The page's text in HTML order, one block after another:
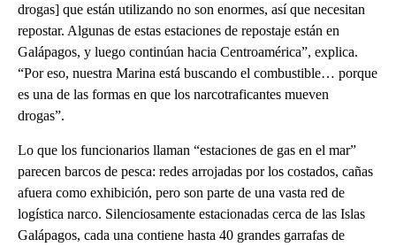
drogas] que están utilizando no son enormes, así que necesitan
repostar. Algunas de estas estaciones de repostaje están en
Galápagos, y luego continúan hacia Centroamérica”, explica.
“Por eso, nuestra Marina está buscando el combustible… porque
es una de las formas en que los narcotraficantes mueven
drogas”.
Lo que los funcionarios llaman “estaciones de gas en el mar”
parecen barcos de pesca: redes arrojadas por los costados, cañas
afuera como exhibición, pero son parte de una vasta red de
logística narco. Silenciosamente estacionadas cerca de las Islas
Galápagos, cada una contiene hasta 40 grandes garrafas de